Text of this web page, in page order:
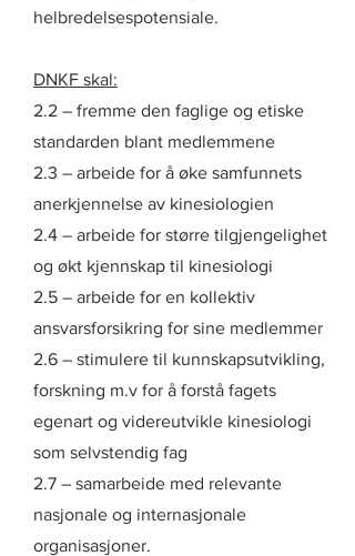
helbredelsespotensiale.
DNKF skal:
2.2 – fremme den faglige og etiske
standarden blant medlemmene
2.3 – arbeide for å øke samfunnets
anerkjennelse av kinesiologien
2.4 – arbeide for større tilgjengelighet
og økt kjennskap til kinesiologi
2.5 – arbeide for en kollektiv
ansvarsforsikring for sine medlemmer
2.6 – stimulere til kunnskapsutvikling,
forskning m.v for å forstå fagets
egenart og videreutvikle kinesiologi
som selvstendig fag
2.7 – samarbeide med relevante
nasjonale og internasjonale
organisasjoner.